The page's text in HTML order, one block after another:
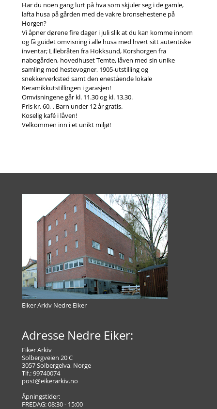
Har du noen gang lurt på hva som skjuler seg i de gamle,
lafta husa på gården med de vakre bronsehestene på
Horgen?
Vi åpner dørene fire dager i juli slik at du kan komme innom
og få guidet omvisning i alle husa med hvert sitt autentiske
inventar; Lillebråten fra Hokksund, Korshorgen fra
nabogården, hovedhuset Temte, låven med sin unike
samling med hestevogner, 1905-utstilling og
snekkerverksted samt den enestående lokale
Keramikkutstillingen i garasjen!
Omvisningene går kl. 11.30 og kl. 13.30.
Pris kr. 60,-. Barn under 12 år gratis.
Koselig kafé i låven!
Velkommen inn i et unikt miljø!
Eiker Arkiv Nedre Eiker
Adresse Nedre Eiker:
Eiker Arkiv
Solbergveien 20 C
3057 Solbergelva, Norge
Tlf.: 99740074
post@eikerarkiv.no
Åpningstider:
FREDAG: 08:30 - 15:00